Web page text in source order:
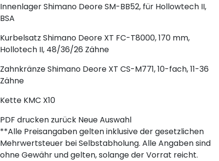
InnenlagerShimano Deore SM-BB52, für Hollowtech II,
BSA
Kurbelsatz Shimano Deore XT FC-T8000, 170 mm,
Hollotech II, 48/36/26 Zähne
ZahnkränzeShimano Deore XT CS-M771, 10-fach, 11-36
Zähne
Kette KMC X10
PDF drucken zurück Neue Auswahl
**Alle Preisangaben gelten inklusive der gesetzlichen
Mehrwertsteuer bei Selbstabholung. Alle Angaben sind
ohne Gewähr und gelten, solange der Vorrat reicht.